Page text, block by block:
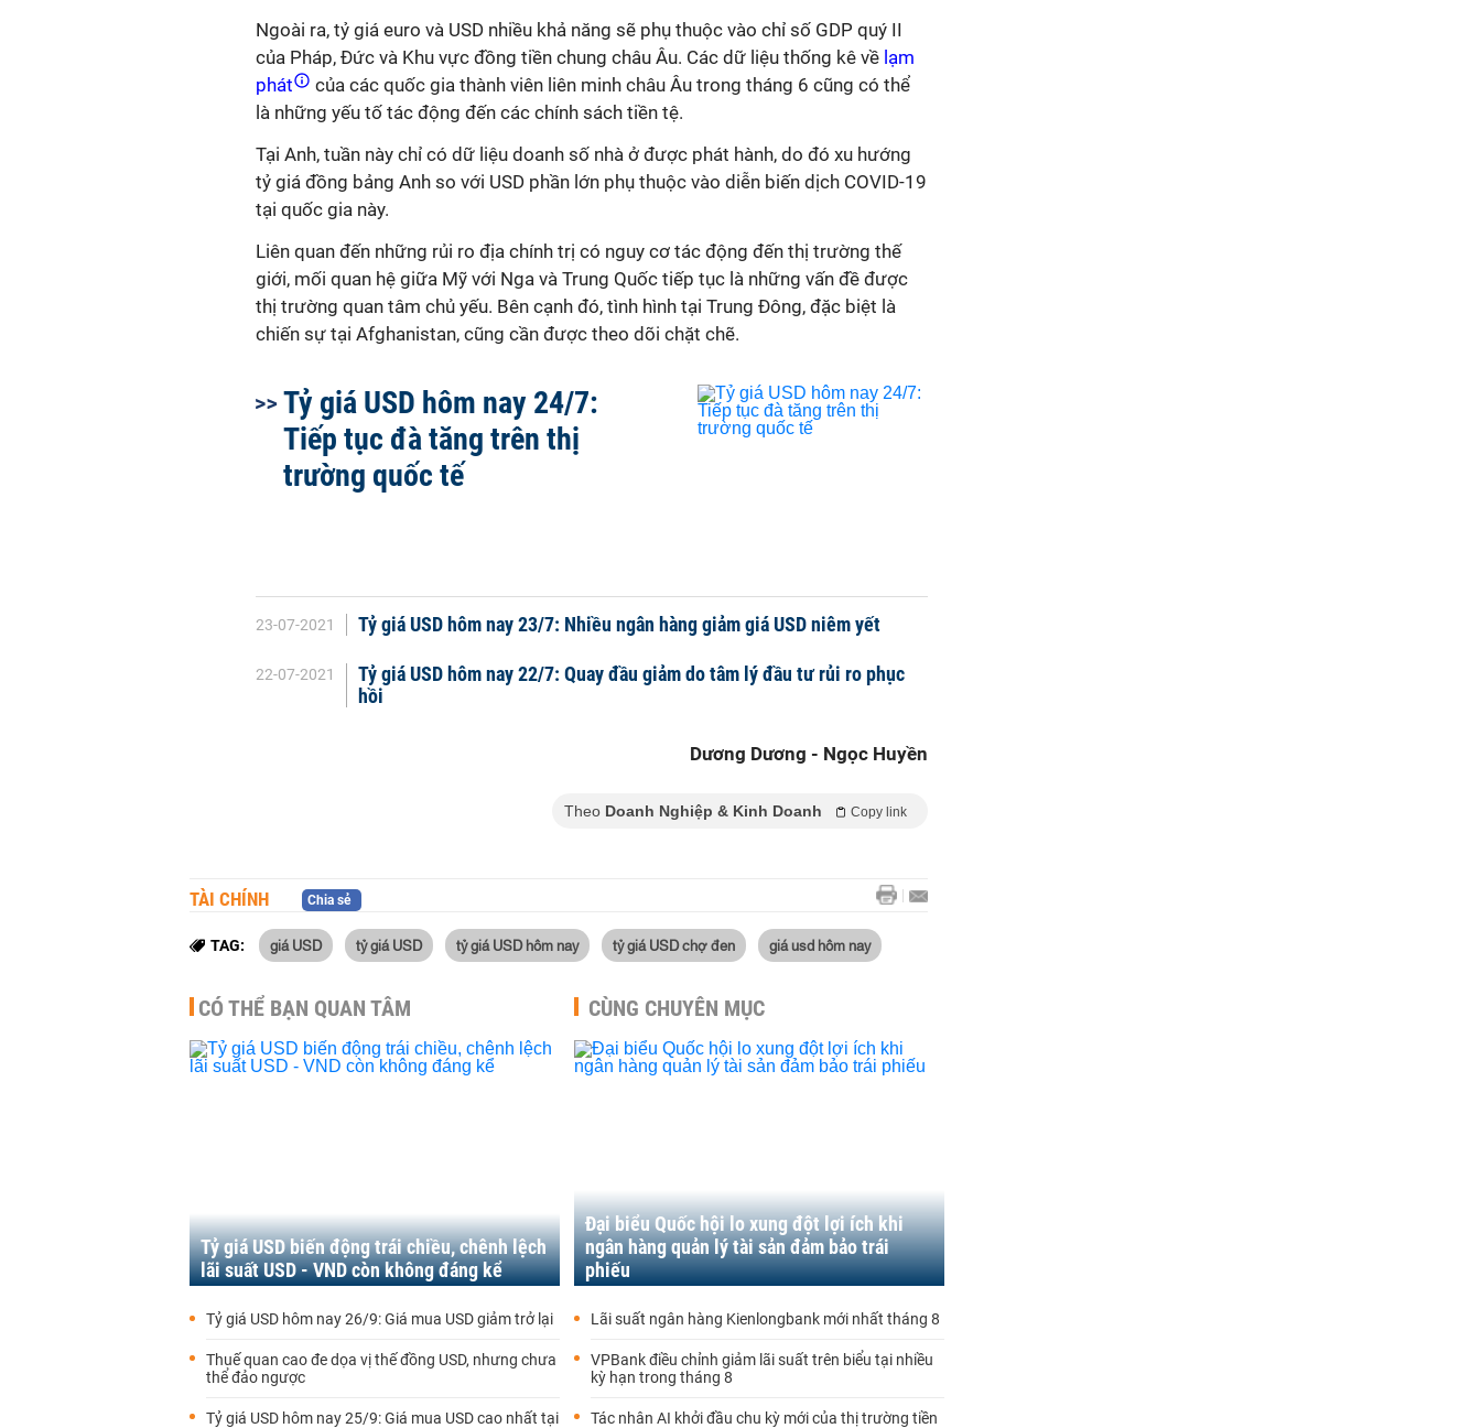
Ngoài ra, tỷ giá euro và USD nhiều khả năng sẽ phụ thuộc vào chỉ số GDP quý II
của Pháp, Đức và Khu vực đồng tiền chung châu Âu. Các dữ liệu thống kê về lạm
phát
của các quốc gia thành viên liên minh châu Âu trong tháng 6 cũng có thể
là những yếu tố tác động đến các chính sách tiền tệ.
Tại Anh, tuần này chỉ có dữ liệu doanh số nhà ở được phát hành, do đó xu hướng
tỷ giá đồng bảng Anh so với USD phần lớn phụ thuộc vào diễn biến dịch COVID-19
tại quốc gia này.
Liên quan đến những rủi ro địa chính trị có nguy cơ tác động đến thị trường thế
giới, mối quan hệ giữa Mỹ với Nga và Trung Quốc tiếp tục là những vấn đề được
thị trường quan tâm chủ yếu. Bên cạnh đó, tình hình tại Trung Đông, đặc biệt là
chiến sự tại Afghanistan, cũng cần được theo dõi chặt chẽ.
Tỷ giá USD hôm nay 24/7:
Tiếp tục đà tăng trên thị
trường quốc tế
23-07-2021 Tỷ giá USD hôm nay 23/7: Nhiều ngân hàng giảm giá USD niêm yết
22-07-2021
Tỷ giá USD hôm nay 22/7: Quay đầu giảm do tâm lý đầu tư rủi ro phục
hồi
Dương Dương - Ngọc Huyền
Theo Doanh Nghiệp & Kinh Doanh Copy link
TÀI CHÍNH Chia sẻ
TAG: giá USD tỷ giá USD tỷ giá USD hôm nay tỷ giá USD chợ đen giá usd hôm nay
CÓ THỂ BẠN QUAN TÂM
Tỷ giá USD biến động trái chiều, chênh lệch
lãi suất USD - VND còn không đáng kể
Tỷ giá USD hôm nay 26/9: Giá mua USD giảm trở lại
Thuế quan cao đe dọa vị thế đồng USD, nhưng chưa
thể đảo ngược
Tỷ giá USD hôm nay 25/9: Giá mua USD cao nhất tại
CÙNG CHUYÊN MỤC
Đại biểu Quốc hội lo xung đột lợi ích khi
ngân hàng quản lý tài sản đảm bảo trái
phiếu
Lãi suất ngân hàng Kienlongbank mới nhất tháng 8
VPBank điều chỉnh giảm lãi suất trên biểu tại nhiều
kỳ hạn trong tháng 8
Tác nhân AI khởi đầu chu kỳ mới của thị trường tiền